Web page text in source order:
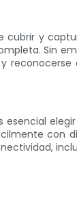
cubrir y
Sin
elegir
con